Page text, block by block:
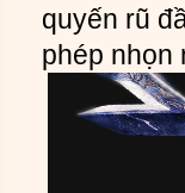
quyến rũ
phép nhọn